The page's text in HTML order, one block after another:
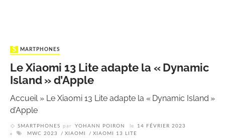
SMARTPHONES
Le Xiaomi 13 Lite adapte la « Dynamic
Island » d’Apple
Accueil» Le Xiaomi 13 Lite adapte la « Dynamic Island »
d’Apple
SMARTPHONES par YOHANN POIRON le
14 FÉVRIER 2023
MWC 2023
XIAOMI XIAOMI 13 LITE